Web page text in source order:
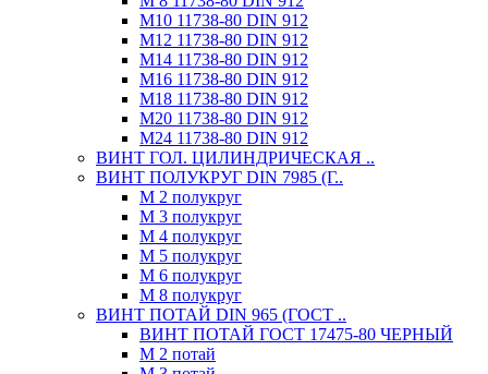
М10 11738-80 DIN 912
М12 11738-80 DIN 912
М14 11738-80 DIN 912
М16 11738-80 DIN 912
М18 11738-80 DIN 912
М20 11738-80 DIN 912
М24 11738-80 DIN 912
ВИНТ ГОЛ. ЦИЛИНДРИЧЕСКАЯ ..
ВИНТ ПОЛУКРУГ DIN 7985 (Г..
М 2 полукруг
М 3 полукруг
М 4 полукруг
М 5 полукруг
М 6 полукруг
М 8 полукруг
ВИНТ ПОТАЙ DIN 965 (ГОСТ ..
ВИНТ ПОТАЙ ГОСТ 17475-80 ЧЕРНЫЙ
М 2 потай